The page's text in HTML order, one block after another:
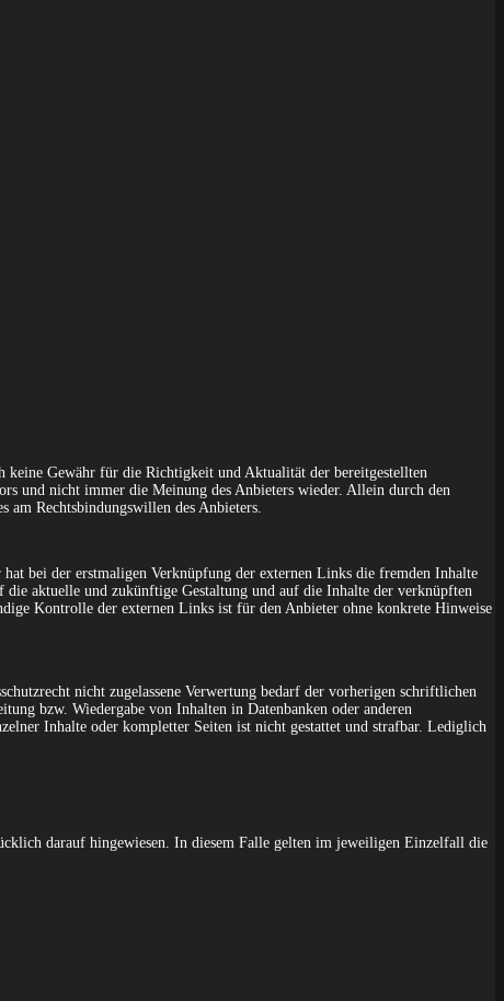
keine Gewähr für die Richtigkeit und Aktualität der bereitgestellten
und nicht immer die Meinung des Anbieters wieder. Allein durch den
Rechtsbindungswillen des Anbieters.
bei der erstmaligen Verknüpfung der externen Links die fremden Inhalte
aktuelle und zukünftige Gestaltung und auf die Inhalte der verknüpften
Kontrolle der externen Links ist für den Anbieter ohne konkrete Hinweise
nicht zugelassene Verwertung bedarf der vorherigen schriftlichen
bzw. Wiedergabe von Inhalten in Datenbanken oder anderen
Inhalte oder kompletter Seiten ist nicht gestattet und strafbar. Lediglich
darauf hingewiesen. In diesem Falle gelten im jeweiligen Einzelfall die